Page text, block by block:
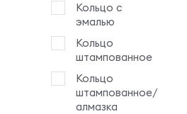
Кольцо с
эмалью
Кольцо
штампованное
Кольцо
штампованное/
алмазка